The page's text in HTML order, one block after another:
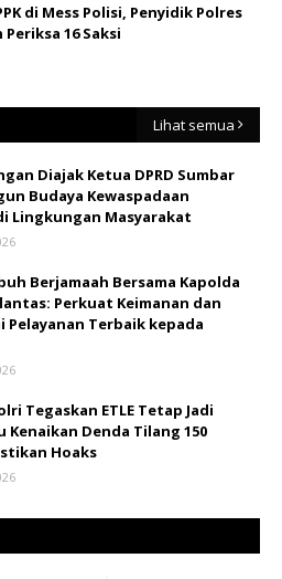
di Mess Polisi, Penyidik Polres
Periksa 16 Saksi
Lihat semua
Diajak Ketua DPRD Sumbar
Budaya Kewaspadaan
Lingkungan Masyarakat
Berjamaah Bersama Kapolda
Perkuat Keimanan dan
Pelayanan Terbaik kepada
Tegaskan ETLE Tetap Jadi
Kenaikan Denda Tilang 150
Hoaks